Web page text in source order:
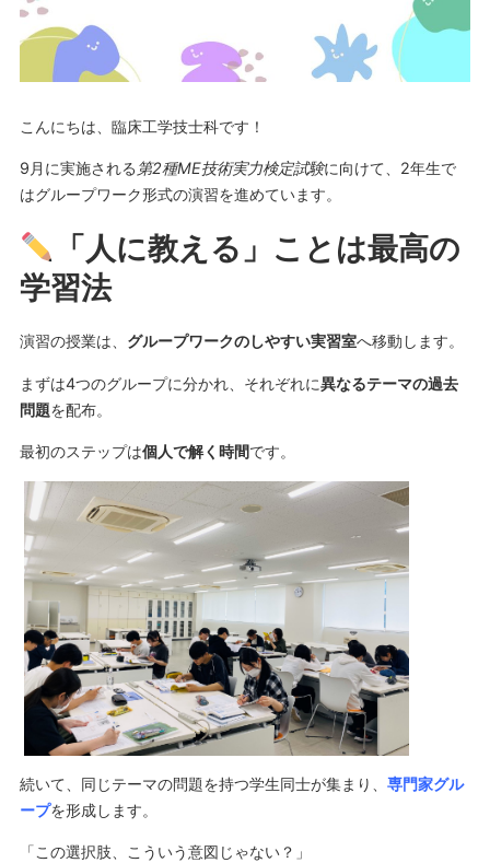
こんにちは、臨床工学技士科です！
9月に実施される 第2種ME技術実力検定試験に向けて、2年生で
はグループワーク形式の演習を進めています。
「人に教える」ことは最高の
学習法
演習の授業は、 グループワークのしやすい実習室へ移動します。
まずは4つのグループに分かれ、それぞれに異なるテーマの過去
問題を配布。
最初のステップは個人で解く時間です。
続いて、同じテーマの問題を持つ学生同士が集まり、 専門家グル
ープを形成します。
「この選択肢、こういう意図じゃない？」